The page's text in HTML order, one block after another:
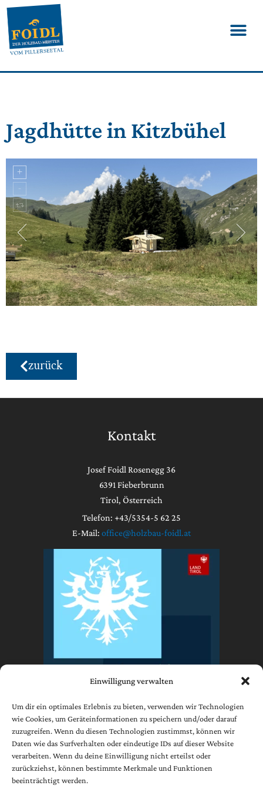
Einwilligung verwalten
Um dir ein optimales Erlebnis zu bieten, verwenden wir Technologien
wie Cookies, um Geräteinformationen zu speichern und/oder darauf
zuzugreifen. Wenn du diesen Technologien zustimmst, können wir
Daten wie das Surfverhalten oder eindeutige IDs auf dieser Website
verarbeiten. Wenn du deine Einwilligung nicht erteilst oder
zurückziehst, können bestimmte Merkmale und Funktionen
beeinträchtigt werden.
Jagdhütte in Kitzbühel
zurück
Kontakt
Josef Foidl Rosenegg 36
6391 Fieberbrunn
Tirol, Österreich
Telefon: +43/5354-5 62 25
E-Mail: office@holzbau-foidl.at
Impressum
Datenschutzerklärung
AGB